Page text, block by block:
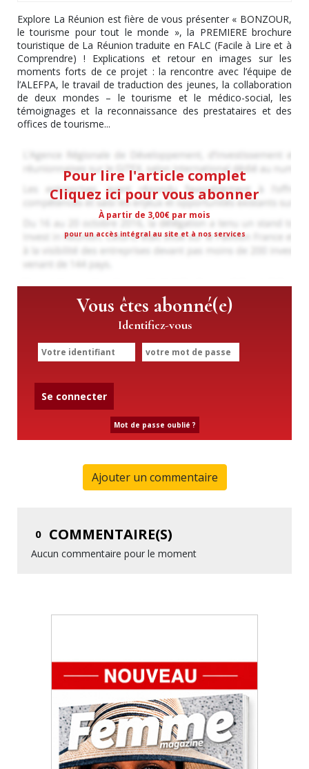
Explore La Réunion est fière de vous présenter « BONZOUR,
le tourisme pour tout le monde », la PREMIERE brochure
touristique de La Réunion traduite en FALC (Facile à Lire et à
Comprendre) ! Explications et retour en images sur les
moments forts de ce projet : la rencontre avec l’équipe de
l’ALEFPA, le travail de traduction des jeunes, la collaboration
de deux mondes – le tourisme et le médico-social, les
témoignages et la reconnaissance des prestataires et des
offices de tourisme...
Pour lire l'article complet
Cliquez ici pour vous abonner
À partir de 3,00€ par mois
pour un accès intégral au site et à nos services
Vous êtes abonné(e)
Identifiez-vous
Se connecter
Mot de passe oublié ?
Ajouter un commentaire
0 COMMENTAIRE(S)
Aucun commentaire pour le moment